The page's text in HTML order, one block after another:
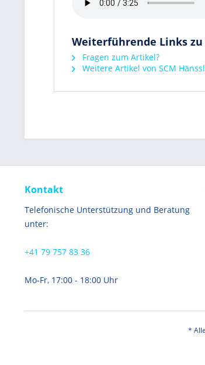
Weiterführende Links zu
Fragen zum Artikel?
Weitere Artikel von SCM
Kontakt
Telefonische Unterstützung und Beratung
unter:
+41 79 757 83 36
Mo-Fr, 17:00 - 18:00 Uhr
*